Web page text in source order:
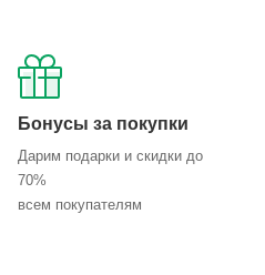
Бонусы за покупки
Дарим подарки и скидки до
70%
всем покупателям